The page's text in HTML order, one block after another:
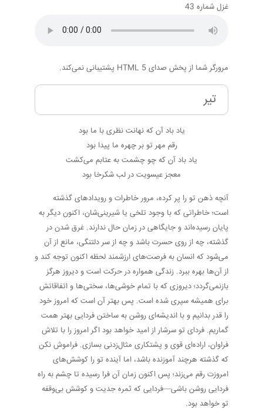
غزل شماره 43
مرورگر شما از پخش صدای HTML 5 پشتیبانی نمی‌کند.
تیر
یاد باد آن که نهانت نظری با ما بود
رقم مهر تو بر چهره ما پیدا بود
یاد باد آن که چو چشمت به عتابم می‌کشت
معجز عیسویت در لب شکرخا بود
آنچه ذهن تو را پر کرده، مرور خاطرات و رویدادهای گذشته
است؛ خاطراتی که با وجود تلخی یا شیرینی‌شان، اکنون دیگر به
پایان رسیده‌اند و جایگاهی در زمان حال ندارند. غرق شدن در
گذشته، چه از روی حسرت باشد و چه از سر دلتنگی، مانع از آن
می‌شود که انسان به فرصت‌های ارزشمند لحظه اکنون توجه کند و
از آن‌ها بهره ببرد. زندگی همواره در حرکت است و دیروز هرگز
بازنمی‌گردد؛ دیروزی که با تمام خوشی‌ها، سختی‌ها و اتفاقاتش
برای همیشه سپری شده است. پس بهتر آن است که امروز خود
را قدر بدانیم و با اندیشه‌ای روشن به ساختن فردایی بهتر همت
گماریم. فردای تو سرشار از امید خواهد بود اگر امروز را با تلاش
فراوان، اراده‌ای قوی و پشتکاری مثال‌زدنی بسازی. فراموش نکن
که گذشته هرچند آموزنده باشد، اما آینده تو را کوشش‌های
امروزت رقم می‌زند؛ پس اکنون زمان آن فرا رسیده تا چشم به راه
فردایی روشن باشی—فردایی که ثمره جدیت و کوشش بی‌وقفه
تو خواهد بود.